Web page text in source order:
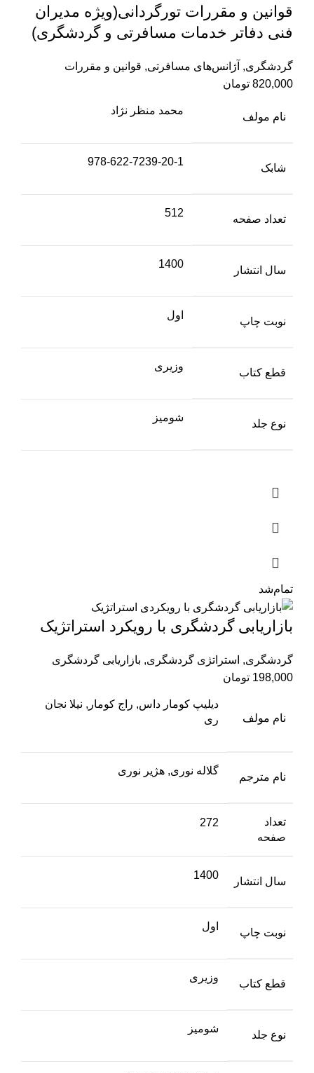
قوانین و مقررات تورگردانی(ویژه مدیران
فنی دفاتر خدمات مسافرتی و گردشگری)
گردشگری, آژانس‌های مسافرتی, قوانین و مقررات
820,000 تومان
نام مولف
محمد منظر نژاد
شابک
978-622-7239-20-1
تعداد صفحه
512
سال انتشار
1400
نوبت چاپ
اول
قطع کتاب
وزیری
نوع جلد
شومیز
تمام‌شد
بازاریابی گردشگری با رویکرد استراتژیک
گردشگری, استراتژی گردشگری, بازاریابی گردشگری
198,000 تومان
نام مولف
دیلیپ کومار داس, راج کومار, نیلا نجان
ری
نام مترجم
گلاله نوری, هژیر نوری
تعداد
صفحه
272
سال انتشار
1400
نوبت چاپ
اول
قطع کتاب
وزیری
نوع جلد
شومیز